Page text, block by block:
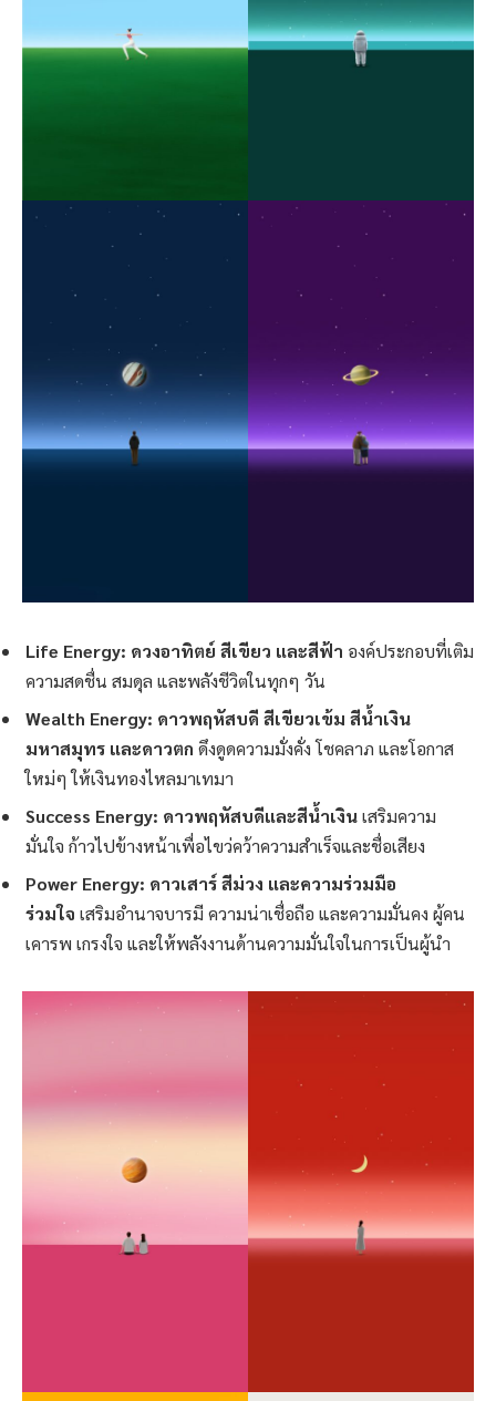
Life Energy: ดวงอาทิตย์ สีเขียว และสีฟ้า องค์ประกอบที่เติม
ความสดชื่น สมดุล และพลังชีวิตในทุกๆ วัน
Wealth Energy: ดาวพฤหัสบดี สีเขียวเข้ม สีน้ำเงิน
มหาสมุทร และดาวตก ดึงดูดความมั่งคั่ง โชคลาภ และโอกาส
ใหม่ๆ ให้เงินทองไหลมาเทมา
Success Energy: ดาวพฤหัสบดีและสีน้ำเงินเสริมความ
มั่นใจ ก้าวไปข้างหน้าเพื่อไขว่คว้าความสำเร็จและชื่อเสียง
Power Energy: ดาวเสาร์ สีม่วง และความร่วมมือ
ร่วมใจ เสริมอำนาจบารมี ความน่าเชื่อถือ และความมั่นคง ผู้คน
เคารพ เกรงใจ และให้พลังงานด้านความมั่นใจในการเป็นผู้นำ